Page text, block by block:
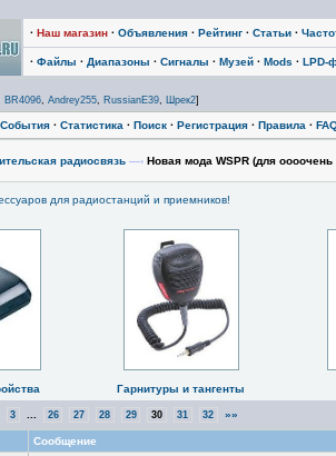
· Наш магазин · Объявления · Рейтинг · Статьи ·
· Файлы · Диапазоны · Сигналы · Музей · Mods · LPD-
BR4096, Andrey255, RussianE39, Шрек2]
События · Статистика · Поиск · Регистрация · Правила ·
радиосвязь —› Новая мода WSPR (для
для радиостанций и приемников!
Гарнитуры и тангенты
3 26 27 28 29 30 31 32 »»
Сообщение